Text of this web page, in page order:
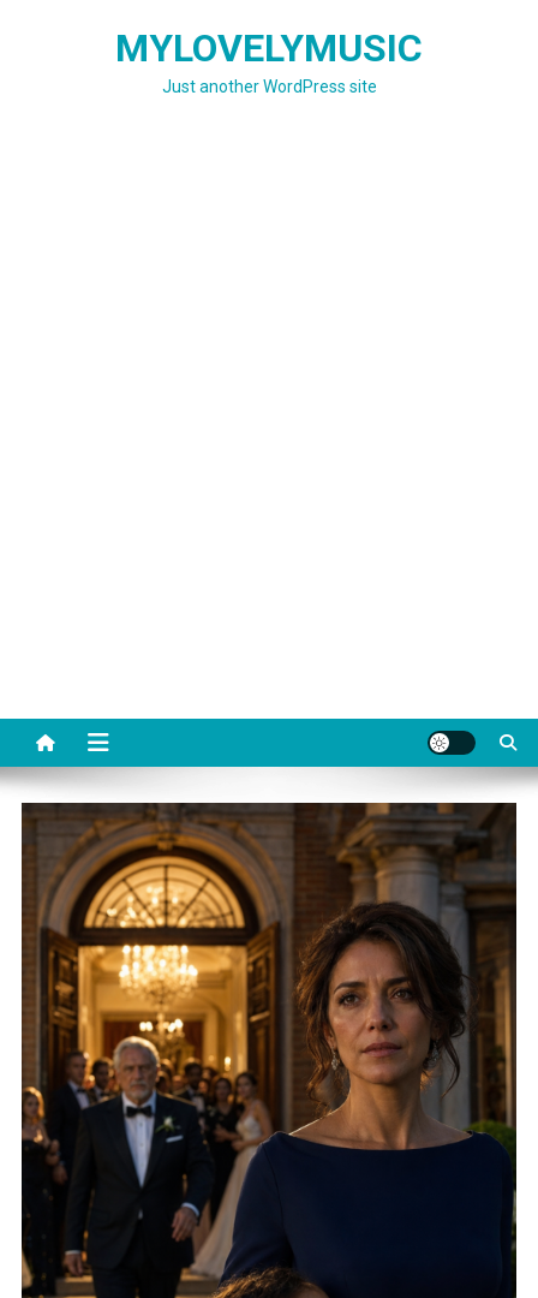
MYLOVELYMUSIC
Just another WordPress site